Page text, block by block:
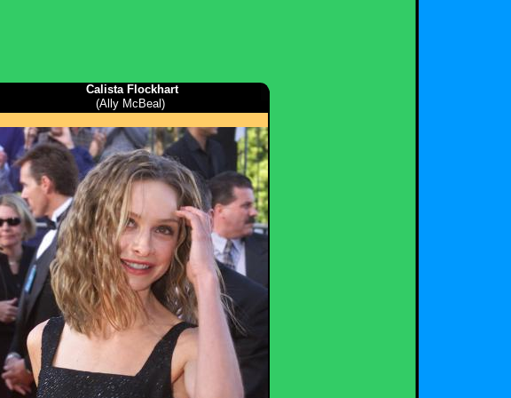
Calista Flockhart
(Ally McBeal)